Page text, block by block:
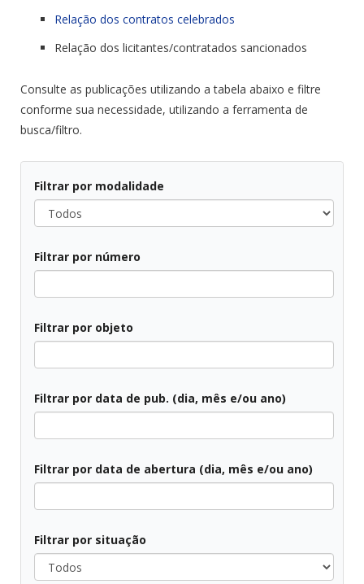
Relação dos contratos celebrados
Relação dos licitantes/contratados sancionados
Consulte as publicações utilizando a tabela abaixo e filtre
conforme sua necessidade, utilizando a ferramenta de
busca/filtro.
Filtrar por modalidade
Filtrar por número
Filtrar por objeto
Filtrar por data de pub. (dia, mês e/ou ano)
Filtrar por data de abertura (dia, mês e/ou ano)
Filtrar por situação